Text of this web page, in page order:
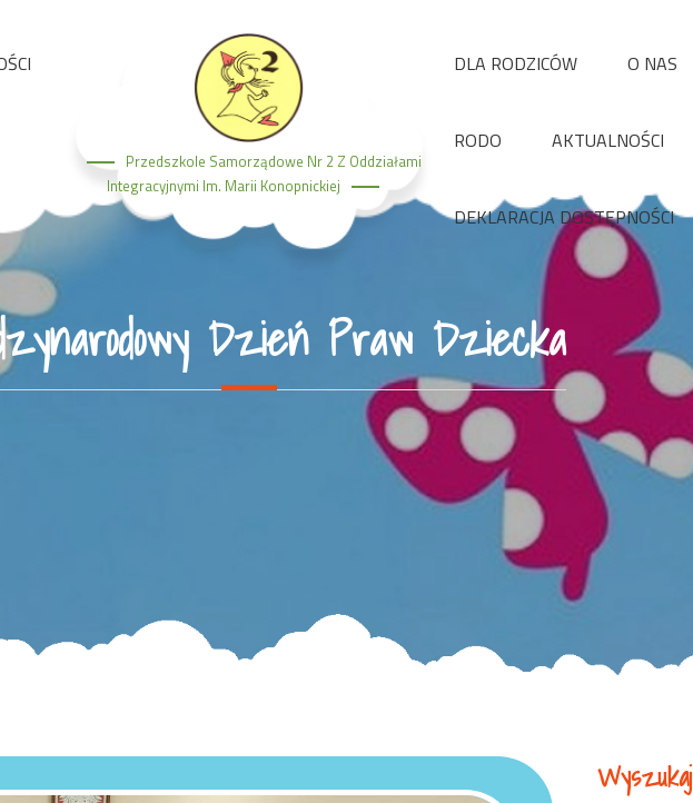
Przedszkole Samorządowe Nr 2 Z Oddziałami
Integracyjnymi Im. Marii Konopnickiej
DLA RODZICÓW O NAS
RODO AKTUALNOŚCI
DEKLARACJA DOSTĘPNOŚCI
Dzień Praw Dziecka
Wyszukaj